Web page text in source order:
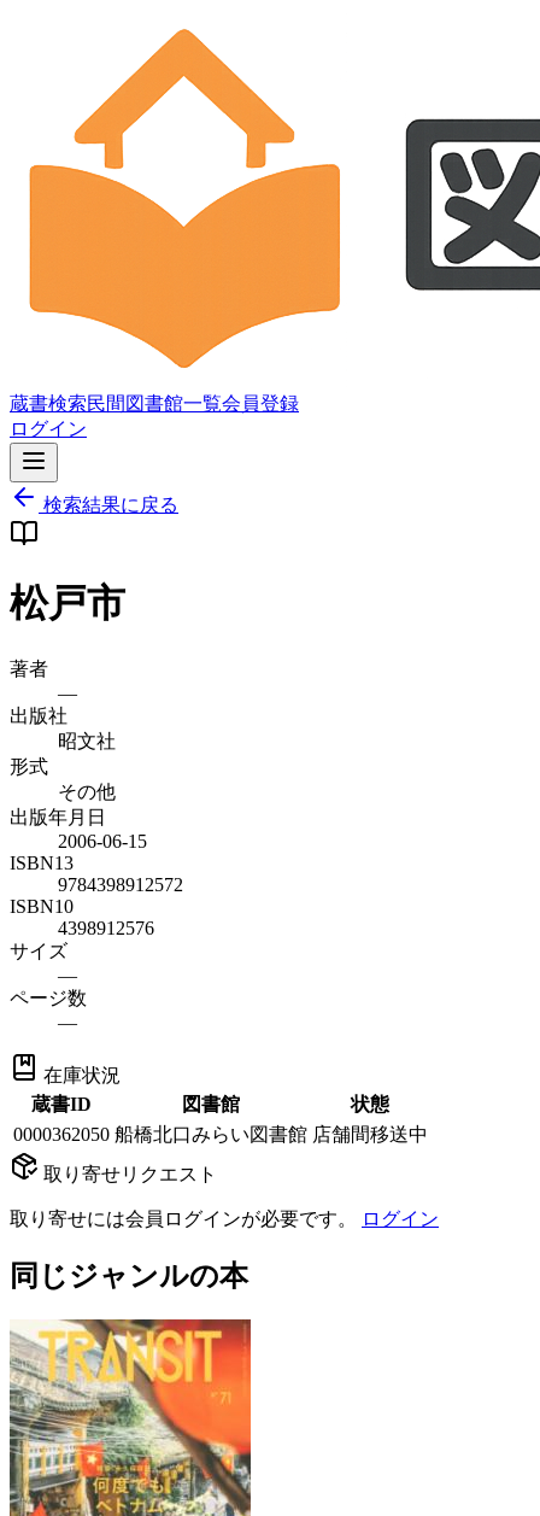
蔵書検索民間図書館一覧会員登録
ログイン
検索結果に戻る
松戸市
著者
—
出版社
昭文社
形式
その他
出版年月日
2006-06-15
ISBN13
9784398912572
ISBN10
4398912576
サイズ
—
ページ数
—
在庫状況
蔵書ID
図書館
状態
0000362050 船橋北口みらい図書館 店舗間移送中
取り寄せリクエスト
取り寄せには会員ログインが必要です。 ログイン
同じジャンルの本